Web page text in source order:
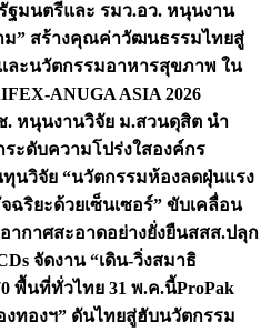
ฐมนตรีและ รมว.อว. หนุนงาน
” สร้างคุณค่าวัฒนธรรมไทยสู่
ละนวัตกรรมอาหารสุขภาพ ใน
ANUGA ASIA 2026
. หนุนงานวิจัย ม.สวนดุสิต นำ
ระดับความโปร่งใสองค์กร
นวิจัย “นวัตกรรมห้องลดฝุ่นแรง
ฉริยะด้วยเซ็นเซอร์” ขับเคลื่อน
ากาศสะอาดอย่างยั่งยืนสสส.ปลุก
จัดงาน “เดิน-วิ่งสมาธิ
พื้นที่ทั่วไทย 31 พ.ค.นี้ProPak
งทองฯ” ดันไทยสู่ฮับนวัตกรรม